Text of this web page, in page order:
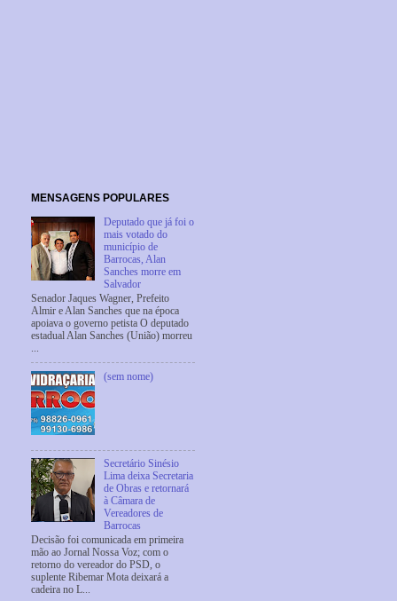
MENSAGENS POPULARES
Deputado que já foi o
mais votado do
município de
Barrocas, Alan
Sanches morre em
Salvador
Senador Jaques Wagner, Prefeito
Almir e Alan Sanches que na época
apoiava o governo petista O deputado
estadual Alan Sanches (União) morreu
...
(sem nome)
Secretário Sinésio
Lima deixa Secretaria
de Obras e retornará
à Câmara de
Vereadores de
Barrocas
Decisão foi comunicada em primeira
mão ao Jornal Nossa Voz; com o
retorno do vereador do PSD, o
suplente Ribemar Mota deixará a
cadeira no L...